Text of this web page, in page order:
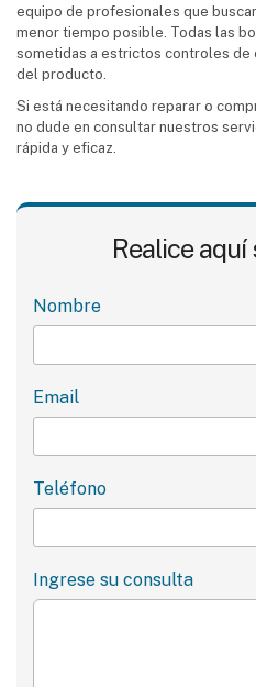
equipo de profesionales que
menor tiempo posible. Todas las
sometidas a estrictos controles de
del producto.
Si está necesitando reparar o
no dude en consultar nuestros
rápida y eficaz.
Realice
Nombre
Email
Teléfono
Ingrese su consulta